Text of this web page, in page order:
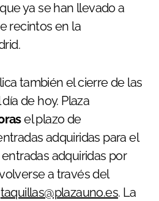
ya se han llevado a
recintos en la
también el cierre de las
de hoy. Plaza
el plazo de
adquiridas para el
adquiridas por
a través del
taquillas@plazauno.es. La